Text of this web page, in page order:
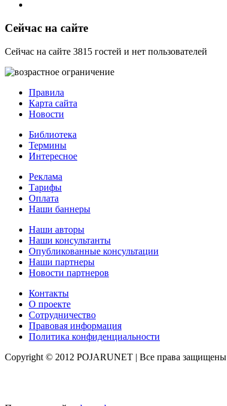
Сейчас на сайте
Сейчас на сайте 3815 гостей и нет пользователей
Правила
Карта сайта
Новости
Библиотека
Термины
Интересное
Реклама
Тарифы
Оплата
Наши баннеры
Наши авторы
Наши консультанты
Опубликованные консультации
Наши партнеры
Новости партнеров
Контакты
О проекте
Сотрудничество
Правовая информация
Политика конфиденциальности
Copyright © 2012 POJARUNET | Все права защищены